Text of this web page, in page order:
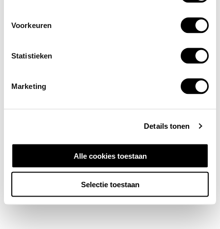
Voorkeuren
Statistieken
Marketing
Details tonen
Alle cookies toestaan
Selectie toestaan